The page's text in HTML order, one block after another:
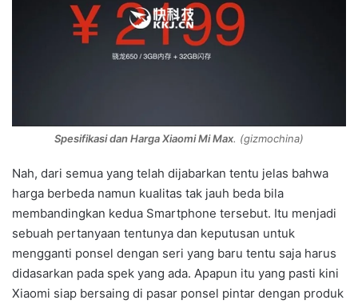
Spesifikasi dan Harga Xiaomi Mi Max. (gizmochina)
Nah, dari semua yang telah dijabarkan tentu jelas bahwa
harga berbeda namun kualitas tak jauh beda bila
membandingkan kedua Smartphone tersebut. Itu menjadi
sebuah pertanyaan tentunya dan keputusan untuk
mengganti ponsel dengan seri yang baru tentu saja harus
didasarkan pada spek yang ada. Apapun itu yang pasti kini
Xiaomi siap bersaing di pasar ponsel pintar dengan produk